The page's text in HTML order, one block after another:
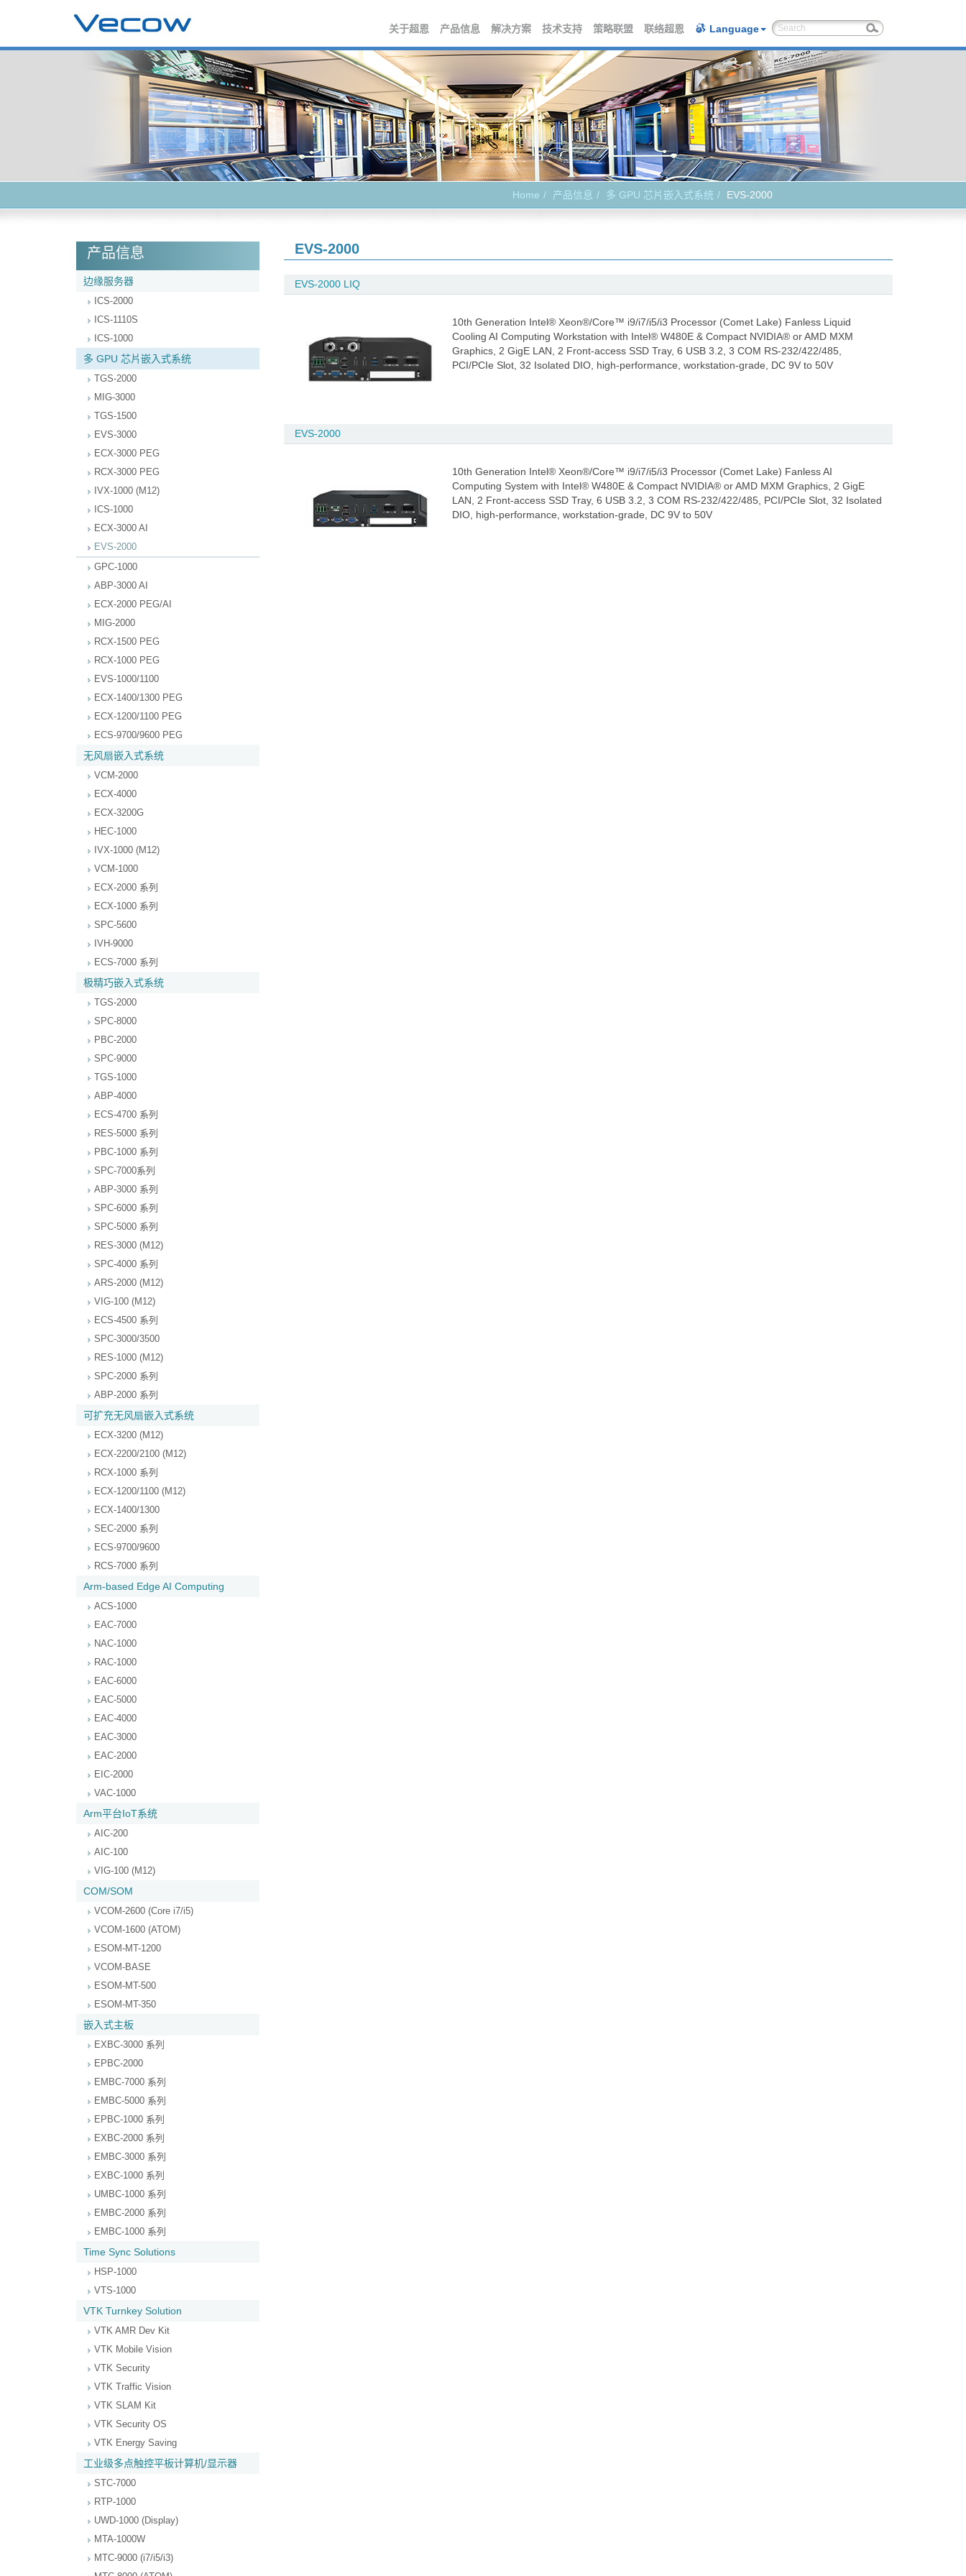
关于超恩 产品信息 解决方案 技术支持 策略联盟 联络超恩 Language
Home 产品信息 多 GPU 芯片嵌入式系统 EVS-2000
产品信息
边缘服务器
ICS-2000
ICS-1110S
ICS-1000
多 GPU 芯片嵌入式系统
TGS-2000
MIG-3000
TGS-1500
EVS-3000
ECX-3000 PEG
RCX-3000 PEG
IVX-1000 (M12)
ICS-1000
ECX-3000 AI
EVS-2000
GPC-1000
ABP-3000 AI
ECX-2000 PEG/AI
MIG-2000
RCX-1500 PEG
RCX-1000 PEG
EVS-1000/1100
ECX-1400/1300 PEG
ECX-1200/1100 PEG
ECS-9700/9600 PEG
无风扇嵌入式系统
VCM-2000
ECX-4000
ECX-3200G
HEC-1000
IVX-1000 (M12)
VCM-1000
ECX-2000 系列
ECX-1000 系列
SPC-5600
IVH-9000
ECS-7000 系列
极精巧嵌入式系统
TGS-2000
SPC-8000
PBC-2000
SPC-9000
TGS-1000
ABP-4000
ECS-4700 系列
RES-5000 系列
PBC-1000 系列
SPC-7000系列
ABP-3000 系列
SPC-6000 系列
SPC-5000 系列
RES-3000 (M12)
SPC-4000 系列
ARS-2000 (M12)
VIG-100 (M12)
ECS-4500 系列
SPC-3000/3500
RES-1000 (M12)
SPC-2000 系列
ABP-2000 系列
可扩充无风扇嵌入式系统
ECX-3200 (M12)
ECX-2200/2100 (M12)
RCX-1000 系列
ECX-1200/1100 (M12)
ECX-1400/1300
SEC-2000 系列
ECS-9700/9600
RCS-7000 系列
Arm-based Edge AI Computing
ACS-1000
EAC-7000
NAC-1000
RAC-1000
EAC-6000
EAC-5000
EAC-4000
EAC-3000
EAC-2000
EIC-2000
VAC-1000
Arm平台IoT系统
AIC-200
AIC-100
VIG-100 (M12)
COM/SOM
VCOM-2600 (Core i7/i5)
VCOM-1600 (ATOM)
ESOM-MT-1200
VCOM-BASE
ESOM-MT-500
ESOM-MT-350
嵌入式主板
EXBC-3000 系列
EPBC-2000
EMBC-7000 系列
EMBC-5000 系列
EPBC-1000 系列
EXBC-2000 系列
EMBC-3000 系列
EXBC-1000 系列
UMBC-1000 系列
EMBC-2000 系列
EMBC-1000 系列
Time Sync Solutions
HSP-1000
VTS-1000
VTK Turnkey Solution
VTK AMR Dev Kit
VTK Mobile Vision
VTK Security
VTK Traffic Vision
VTK SLAM Kit
VTK Security OS
VTK Energy Saving
工业级多点触控平板计算机/显示器
STC-7000
RTP-1000
UWD-1000 (Display)
MTA-1000W
MTC-9000 (i7/i5/i3)
EVS-2000
EVS-2000 LIQ
10th Generation Intel® Xeon®/Core™ i9/i7/i5/i3 Processor (Comet Lake) Fanless Liquid
Cooling AI Computing Workstation with Intel® W480E & Compact NVIDIA® or AMD MXM
Graphics, 2 GigE LAN, 2 Front-access SSD Tray, 6 USB 3.2, 3 COM RS-232/422/485,
PCI/PCIe Slot, 32 Isolated DIO, high-performance, workstation-grade, DC 9V to 50V
EVS-2000
10th Generation Intel® Xeon®/Core™ i9/i7/i5/i3 Processor (Comet Lake) Fanless AI
Computing System with Intel® W480E & Compact NVIDIA® or AMD MXM Graphics, 2 GigE
LAN, 2 Front-access SSD Tray, 6 USB 3.2, 3 COM RS-232/422/485, PCI/PCIe Slot, 32 Isolated
DIO, high-performance, workstation-grade, DC 9V to 50V